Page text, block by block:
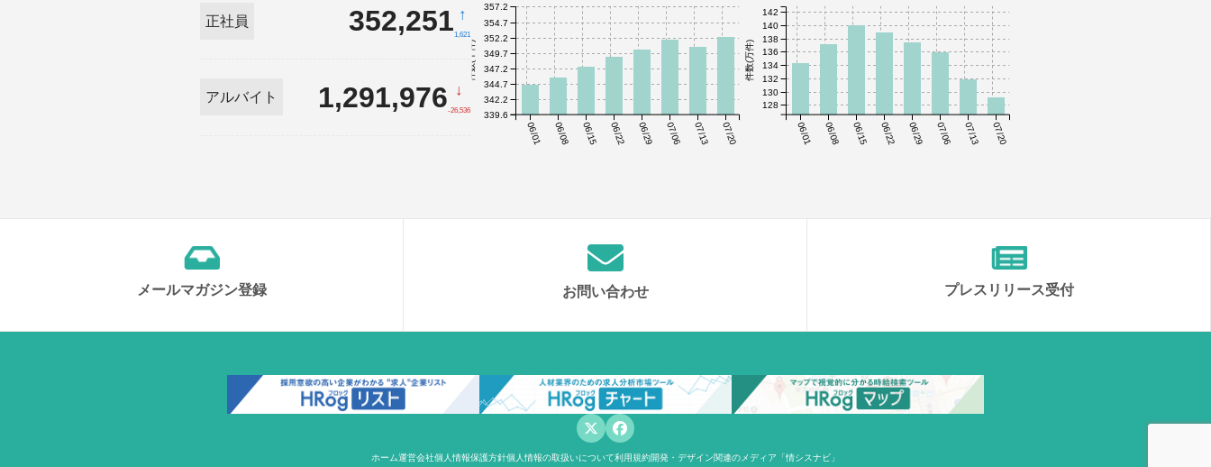
正社員 352,251 ↑
1,621
アルバイト 1,291,976 ↓
-26,536
06/01 06/08 06/15 06/22 06/29 07/06 07/13 07/20
件数(千件)
339.6
342.2
344.7
347.2
349.7
352.2
354.7
357.2
06/01 06/08 06/15 06/22 06/29 07/06 07/13 07/20
件数(万件)
128
130
132
134
136
138
140
142
メールマガジン登録 お問い合わせ プレスリリース受付
ホーム運営会社個人情報保護方針個人情報の取扱いについて利用規約開発・デザイン関連のメディア「情シスナビ」